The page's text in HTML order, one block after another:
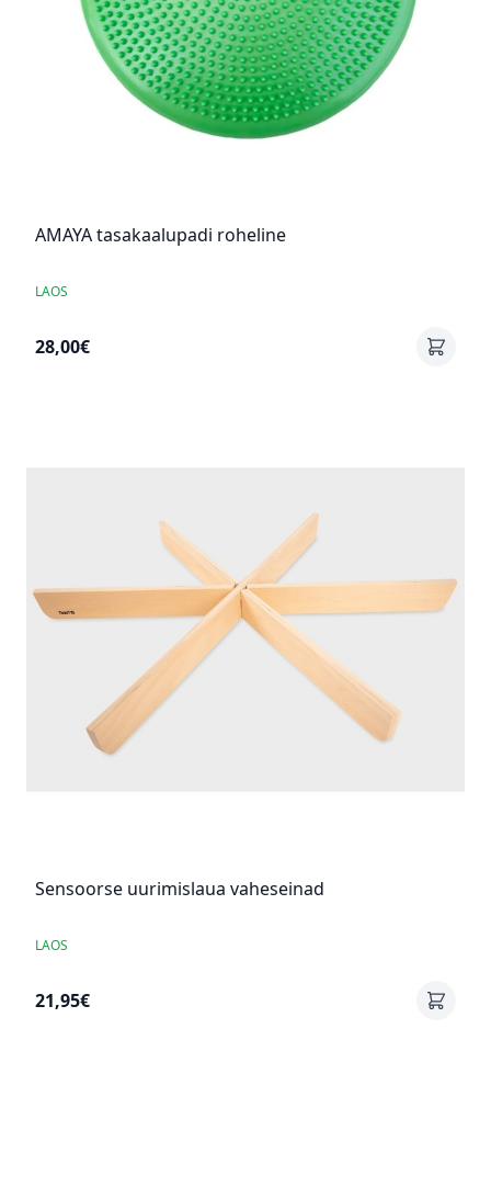
AMAYA tasakaalupadi roheline
LAOS
28,00€
Sensoorse uurimislaua vaheseinad
LAOS
21,95€